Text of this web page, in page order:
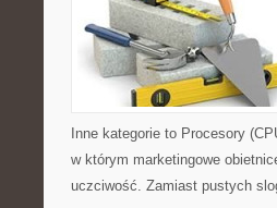
Inne kategorie to Procesory
w którym marketingowe
uczciwość. Zamiast pustych